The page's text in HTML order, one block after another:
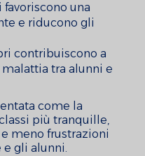
una
e riducono gli
contribuiscono a
tra alunni e
come la
più tranquille,
meno frustrazioni
gli alunni.